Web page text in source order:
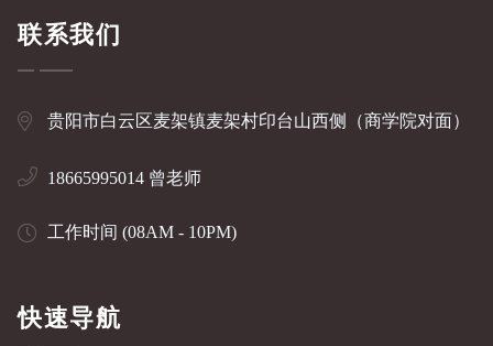
联系我们
贵阳市白云区麦架镇麦架村印台山西侧（商学院对面）
18665995014 曾老师
工作时间 (08AM - 10PM)
快速导航